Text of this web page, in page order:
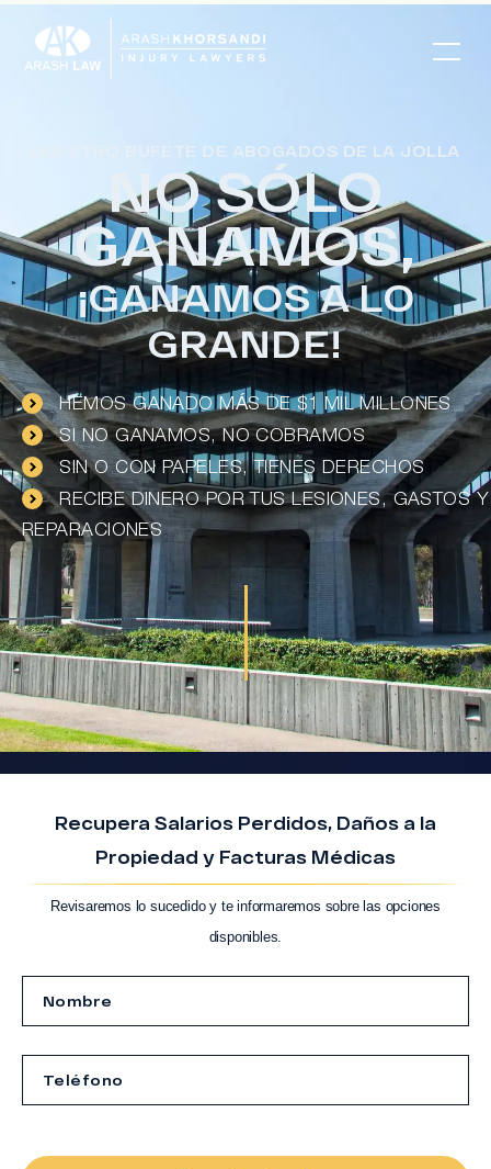
NUESTRO BUFETE DE ABOGADOS DE LA JOLLA
NO SÓLO
GANAMOS,
¡GANAMOS A LO
GRANDE!
HEMOS GANADO MÁS DE $1 MIL MILLONES
SI NO GANAMOS, NO COBRAMOS
SIN O CON PAPELES, TIENES DERECHOS
RECIBE DINERO POR TUS LESIONES, GASTOS Y
REPARACIONES
Recupera Salarios Perdidos, Daños a la
Propiedad y Facturas Médicas
Revisaremos lo sucedido y te informaremos sobre las opciones
disponibles.